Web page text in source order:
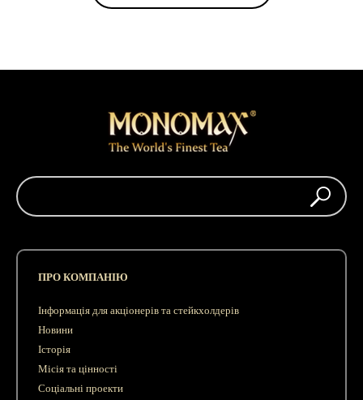
ПРО КОМПАНІЮ
Інформація для акціонерів та стейкхолдерів
Новини
Історія
Місія та цінності
Соціальні проекти